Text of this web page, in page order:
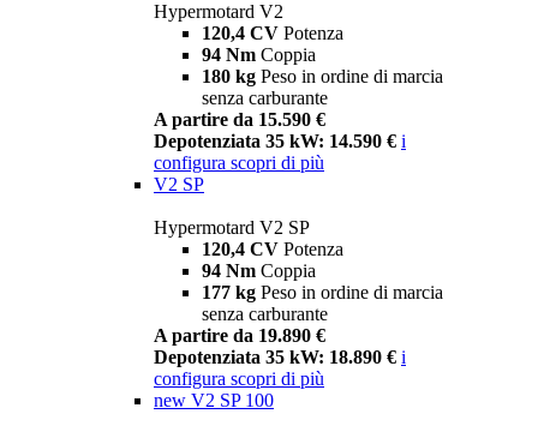
Hypermotard V2
120,4 CV Potenza
94 Nm Coppia
180 kg Peso in ordine di marcia
senza carburante
A partire da 15.590 €
Depotenziata 35 kW: 14.590 € i
configura scopri di più
V2 SP
Hypermotard V2 SP
120,4 CV Potenza
94 Nm Coppia
177 kg Peso in ordine di marcia
senza carburante
A partire da 19.890 €
Depotenziata 35 kW: 18.890 € i
configura scopri di più
new V2 SP 100